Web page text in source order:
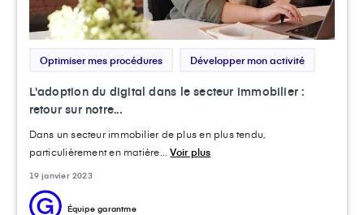
Optimiser mes procédures Développer mon activité
L'adoption du digital dans le secteur immobilier :
retour sur notre...
Dans un secteur immobilier de plus en plus tendu,
particulièrement en matière...Voir plus
19 janvier 2023
Équipe garantme